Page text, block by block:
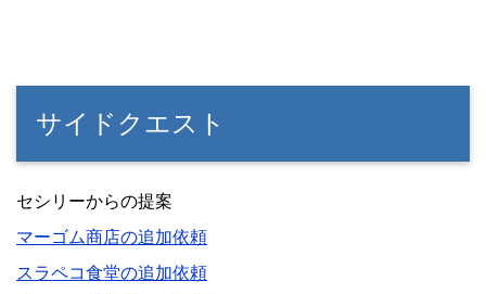
サイドクエスト
セシリーからの提案
マーゴム商店の追加依頼
スラペコ食堂の追加依頼